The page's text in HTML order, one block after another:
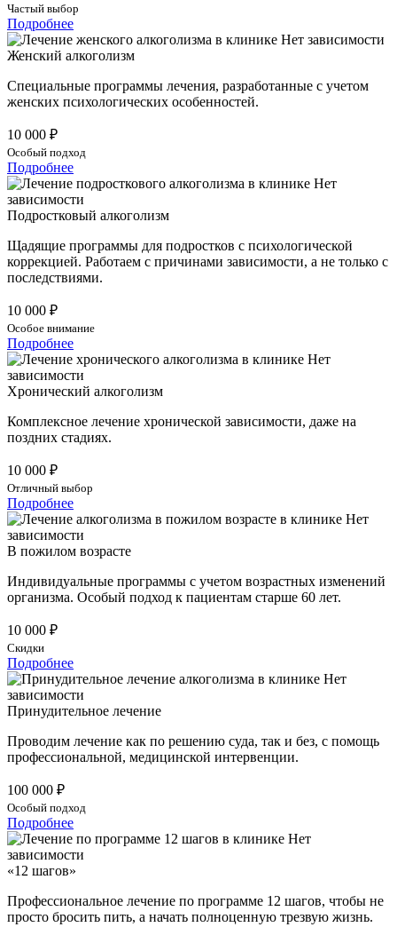
Частый выбор
Подробнее
Женский алкоголизм
Специальные программы лечения, разработанные с учетом
женских психологических особенностей.
10 000 ₽
Особый подход
Подробнее
Подростковый алкоголизм
Щадящие программы для подростков с психологической
коррекцией. Работаем с причинами зависимости, а не только с
последствиями.
10 000 ₽
Особое внимание
Подробнее
Хронический алкоголизм
Комплексное лечение хронической зависимости, даже на
поздних стадиях.
10 000 ₽
Отличный выбор
Подробнее
В пожилом возрасте
Индивидуальные программы с учетом возрастных изменений
организма. Особый подход к пациентам старше 60 лет.
10 000 ₽
Скидки
Подробнее
Принудительное лечение
Проводим лечение как по решению суда, так и без, с помощь
профессиональной, медицинской интервенции.
100 000 ₽
Особый подход
Подробнее
«12 шагов»
Профессиональное лечение по программе 12 шагов, чтобы не
просто бросить пить, а начать полноценную трезвую жизнь.